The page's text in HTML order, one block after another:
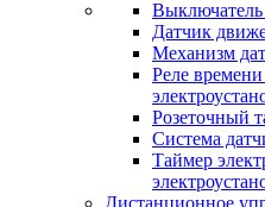
Датчик
Механизм
Реле
Розеточный
Система
Таймер
Дистанционное